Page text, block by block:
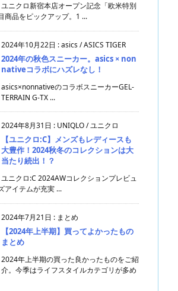
ユニクロ新宿本店オープン記念「欧米特別
商品をピックアップ。1 ...
2024年10月22日 :asics / ASICS TIGER
2024年の秋色スニーカー。asics × non
nativeコラボにハズレなし！
asics×nonnativeのコラボスニーカーGEL-
TERRAIN G-TX ...
2024年8月31日 : UNIQLO / ユニクロ
【ユニクロ:C】メンズもレディースも
大豊作！2024秋冬のコレクションは大
当たり続出！？
ユニクロ:C 2024AWコレクションプレビュ
アイテムが充実 ...
2024年7月21日 : まとめ
【2024年上半期】買ってよかったもの
まとめ
2024年上半期の買った良かったものをご紹
介。今季はライフスタイルカテゴリが多め